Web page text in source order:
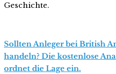
Geschichte.
Sollten Anleger bei British
handeln? Die kostenlose
ordnet die Lage ein.